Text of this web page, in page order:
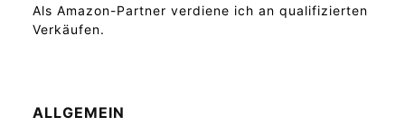
Als Amazon-Partner verdiene ich an qualifizierten
Verkäufen.
ALLGEMEIN